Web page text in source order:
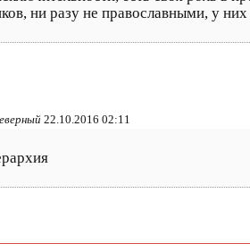
ни разу не православными, у них
22.10.2016 02:11